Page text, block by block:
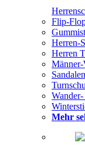
Flip-
Herren-
Herren
Männer-
Mehr